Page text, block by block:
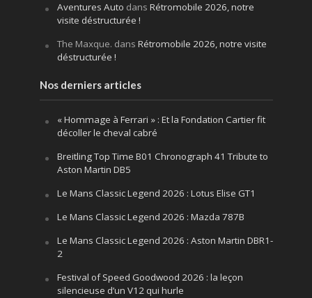
Aventures Auto dans Rétromobile 2026, notre
visite déstructurée !
The Maxque. dans Rétromobile 2026, notre visite
déstructurée !
Nos derniers articles
« Hommage à Ferrari » : Et la Fondation Cartier fit
décoller le cheval cabré
Breitling Top Time B01 Chronograph 41 Tribute to
Aston Martin DB5
Le Mans Classic Legend 2026 : Lotus Elise GT1
Le Mans Classic Legend 2026 : Mazda 787B
Le Mans Classic Legend 2026 : Aston Martin DBR1-
2
Festival of Speed Goodwood 2026 : la leçon
silencieuse d’un V12 qui hurle